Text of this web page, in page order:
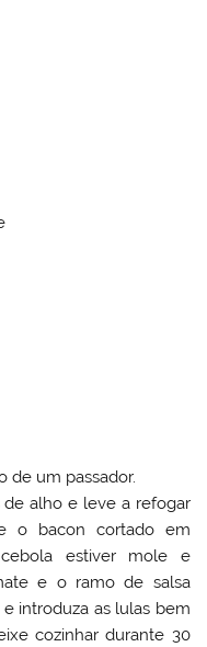
de um passador.
de alho e leve a refogar
o bacon cortado em
estiver mole e
e o ramo de salsa
introduza as lulas bem
cozinhar durante 30